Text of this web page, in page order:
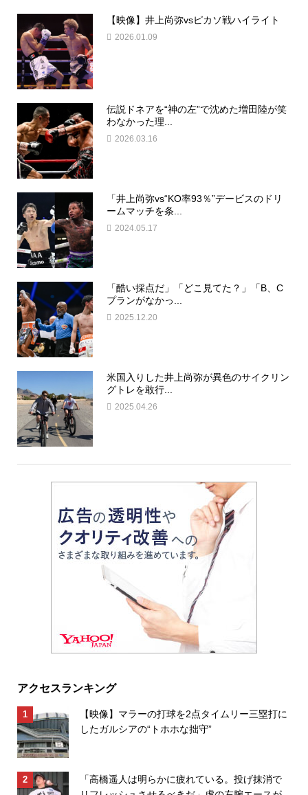
【映像】井上尚弥vsピカソ戦ハイライト
2026.01.09
伝説ドネアを“神の左”で沈めた増田陸が笑
わなかった理...
2026.03.16
「井上尚弥vs“KO率93％”デービスのドリ
ームマッチを条...
2024.05.17
「酷い採点だ」「どこ見てた？」「B、C
プランがなかっ...
2025.12.20
米国入りした井上尚弥が異色のサイクリン
グトレを敢行...
2025.04.26
アクセスランキング
【映像】マラーの打球を2点タイムリー三塁打に
したガルシアの“トホホな拙守”
「高橋遥人は明らかに疲れている。投げ抹消で